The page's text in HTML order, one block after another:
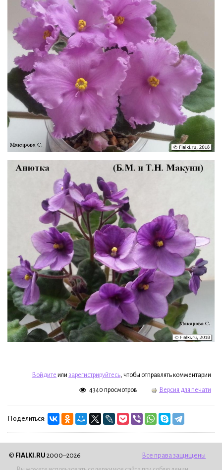
Войдите или зарегистрируйтесь, чтобы отправлять комментарии
4340 просмотров Версия для печати
Поделиться:
© FIALKI.RU 2000–2026 Все права защищены